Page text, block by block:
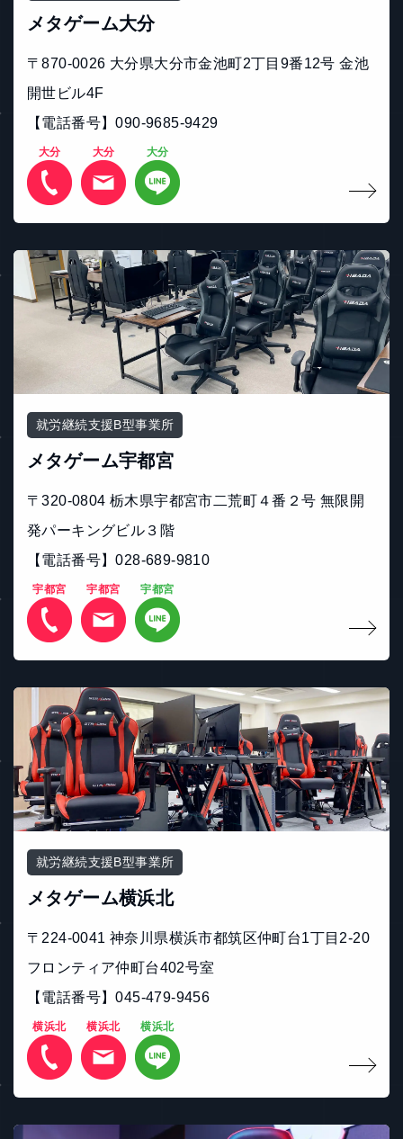
メタゲーム大分
〒870-0026 大分県大分市金池町2丁目9番12号 金池
開世ビル4F
【電話番号】090‐9685‐9429
大分 大分 大分
就労継続支援B型事業所
メタゲーム宇都宮
〒320-0804 栃木県宇都宮市二荒町４番２号 無限開
発パーキングビル３階
【電話番号】028-689-9810
宇都宮 宇都宮 宇都宮
就労継続支援B型事業所
メタゲーム横浜北
〒224-0041 神奈川県横浜市都筑区仲町台1丁目2-20
フロンティア仲町台402号室
【電話番号】045-479-9456
横浜北 横浜北 横浜北